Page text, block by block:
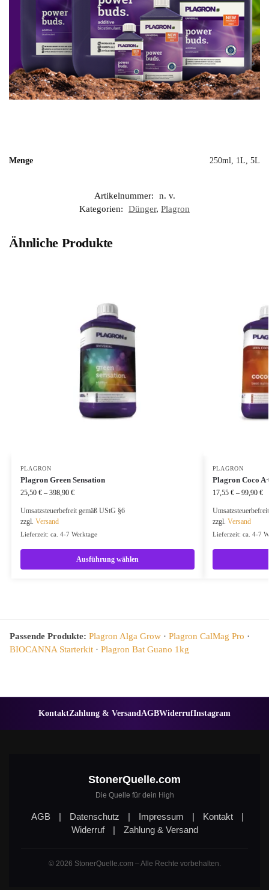
Menge 250ml, 1L, 5L
Artikelnummer:
n. v.
Kategorien:
Dünger, Plagron
Ähnliche Produkte
PLAGRON
Plagron Green Sensation
25,50 € – 398,90 €
Umsatzsteuerbefreit gemäß UStG §6
zzgl. Versand
Lieferzeit: ca. 4-7 Werktage
Ausführung wählen
PLAGRON
Plagron Coco
17,55 € – 99,90 €
zzgl. Versand
Lieferzeit: ca. 4-7
Passende Produkte: Plagron Alga Grow · Plagron CalMag Pro ·
BIOCANNA Starterkit · Plagron Bat Guano 1kg
KontaktZahlung & VersandAGBWiderrufInstagram
StonerQuelle.com
Die Quelle für dein High
AGB | Datenschutz | Impressum | Kontakt
|
Widerruf
| Zahlung & Versand
© 2026 StonerQuelle.com – Alle Rechte vorbehalten.